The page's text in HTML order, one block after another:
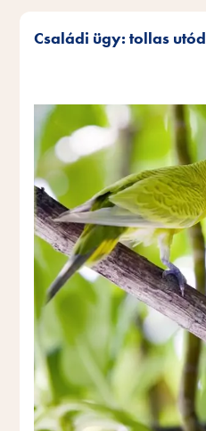
Családi ügy: tollas